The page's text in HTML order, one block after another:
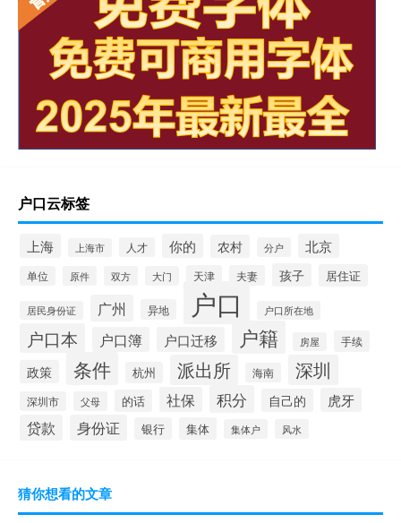
户口云标签
上海 上海市 人才 你的 农村 分户 北京
单位 原件 双方 大门 天津 夫妻 孩子 居住证
居民身份证 广州 异地 户口 户口所在地
户口本 户口簿 户口迁移 户籍 房屋 手续
政策 条件 杭州 派出所 海南 深圳
深圳市 父母 的话 社保 积分 自己的 虎牙
贷款 身份证 银行 集体 集体户 风水
猜你想看的文章